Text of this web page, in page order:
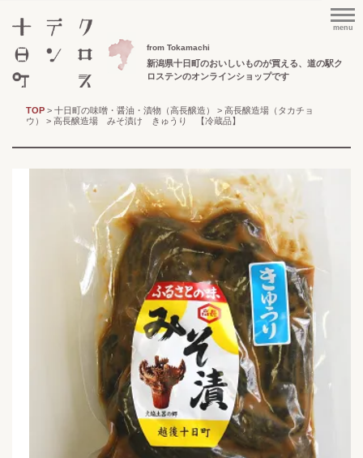
menu
from Tokamachi
新潟県十日町のおいしいものが買える、 道の駅ク
ロステンのオンラインショップです
TOP> 十日町の味噌・醤油・漬物（高長醸造） > 高長醸造場（タカチョ
ウ）
> 高長醸造場 みそ漬け きゅうり 【冷蔵品】